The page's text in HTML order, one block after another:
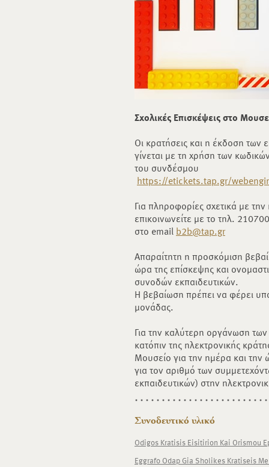
Σχολικές Επισκέψεις στο
Οι κρατήσεις και η έκδοση των
γίνεται με τη χρήση των
του συνδέσμου
https://etickets.tap.gr/
Για πληροφορίες σχετικά με
επικοινωνείτε με το τηλ.
στο email b2b@tap.gr
Απαραίτητη η προσκόμιση
ώρα της επίσκεψης και
συνοδών εκπαιδευτικών.
Η βεβαίωση πρέπει να φέρει
μονάδας.
Για την καλύτερη οργάνωση
κατόπιν της ηλεκτρονικής
Μουσείο για την ημέρα και
για τον αριθμό των
εκπαιδευτικών) στην
Συνοδευτικό υλικό
Odigos Kratisis Eisitirion Kai Orismou
Eggrafo Odap Gia Sholikes Kratiseis